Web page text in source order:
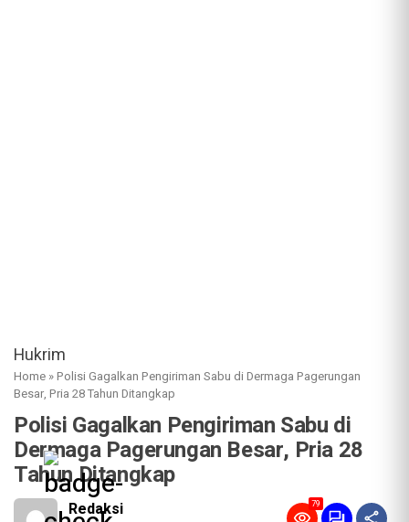
Hukrim
Home »Polisi Gagalkan Pengiriman Sabu di Dermaga Pagerungan
Besar, Pria 28 Tahun Ditangkap
Polisi Gagalkan Pengiriman Sabu di
Dermaga Pagerungan Besar, Pria 28
Tahun Ditangkap
Redaksi 79